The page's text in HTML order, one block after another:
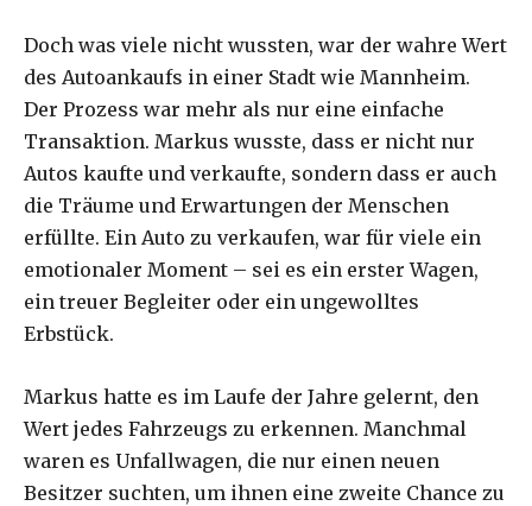
Doch was viele nicht wussten, war der wahre Wert
des Autoankaufs in einer Stadt wie Mannheim.
Der Prozess war mehr als nur eine einfache
Transaktion. Markus wusste, dass er nicht nur
Autos kaufte und verkaufte, sondern dass er auch
die Träume und Erwartungen der Menschen
erfüllte. Ein Auto zu verkaufen, war für viele ein
emotionaler Moment – sei es ein erster Wagen,
ein treuer Begleiter oder ein ungewolltes
Erbstück.
Markus hatte es im Laufe der Jahre gelernt, den
Wert jedes Fahrzeugs zu erkennen. Manchmal
waren es Unfallwagen, die nur einen neuen
Besitzer suchten, um ihnen eine zweite Chance zu